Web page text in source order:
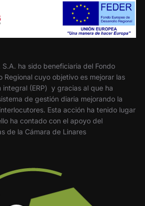
ha sido beneficiaria del Fondo
Regional cuyo objetivo es mejorar las
integral (ERP) y gracias al que ha
de gestión diaria mejorando la
Esta acción ha tenido lugar
ha contado con el apoyo del
de la Cámara de Linares